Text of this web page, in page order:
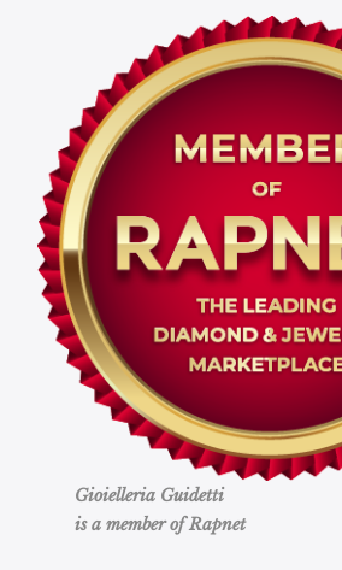
Gioielleria Guidetti
is a member of Rapnet